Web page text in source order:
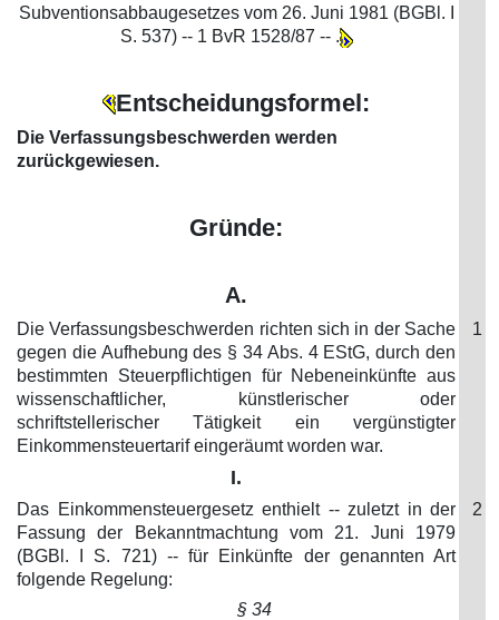
Subventionsabbaugesetzes vom 26. Juni 1981 (BGBl. I
S. 537) -- 1 BvR 1528/87 -- .
Entscheidungsformel:
Die Verfassungsbeschwerden werden
zurückgewiesen.
Gründe:
A.
Die Verfassungsbeschwerden richten sich in der Sache
gegen die Aufhebung des § 34 Abs. 4 EStG, durch den
bestimmten Steuerpflichtigen für Nebeneinkünfte aus
wissenschaftlicher, künstlerischer oder
schriftstellerischer Tätigkeit ein vergünstigter
Einkommensteuertarif eingeräumt worden war.
1
I.
Das Einkommensteuergesetz enthielt -- zuletzt in der
Fassung der Bekanntmachtung vom 21. Juni 1979
(BGBl. I S. 721) -- für Einkünfte der genannten Art
folgende Regelung:
2
§ 34